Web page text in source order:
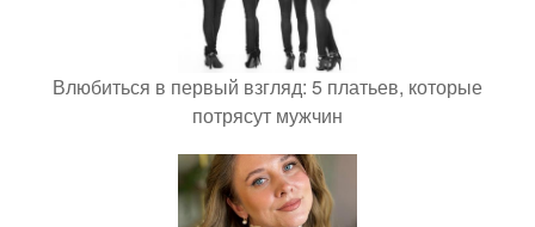
Влюбиться в первый взгляд: 5 платьев, которые
потрясут мужчин